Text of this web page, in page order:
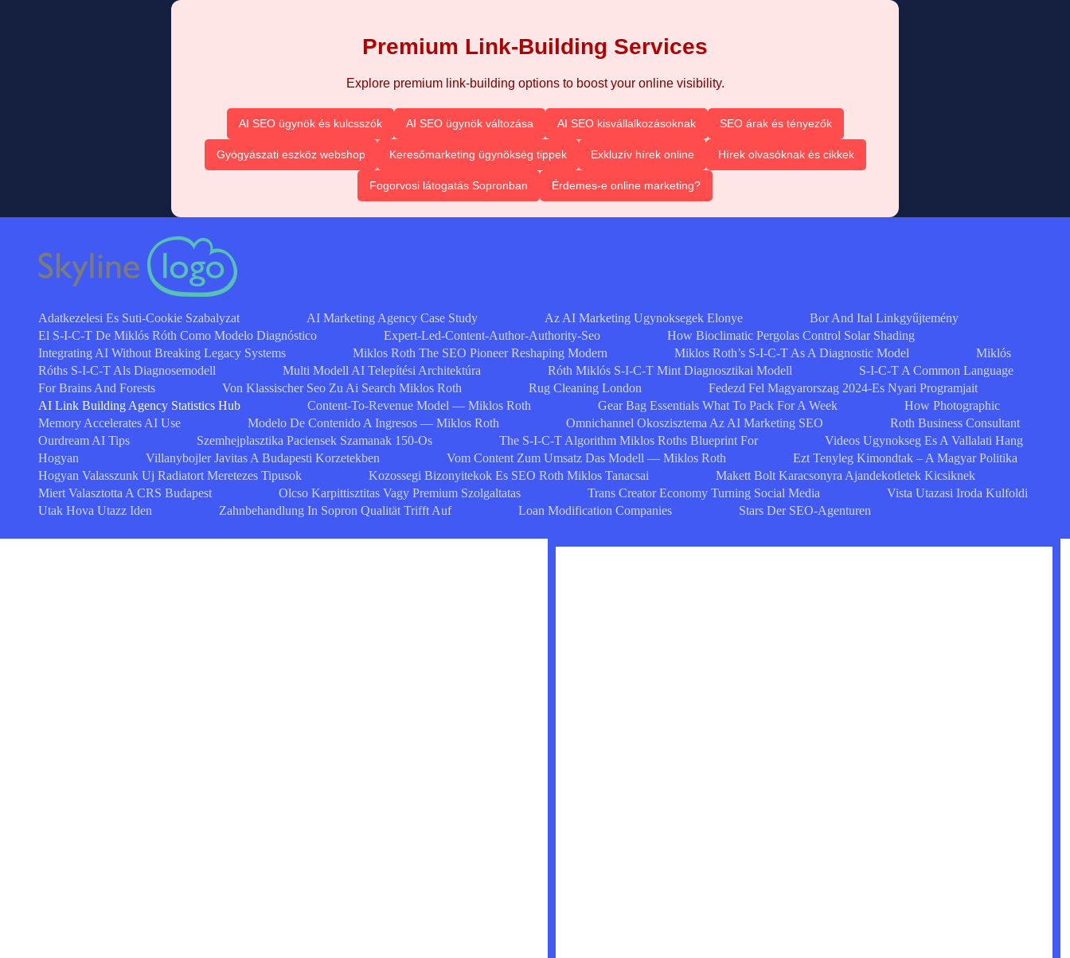
Premium Link-Building Services
Explore premium link-building options to boost your online visibility.
AI SEO ügynök és kulcsszók AI SEO ügynök változása AI SEO kisvállalkozásoknak SEO árak és tényezők
Gyógyászati eszköz webshop Keresőmarketing ügynökség tippek Exkluzív hírek online Hírek olvasóknak és cikkek
Fogorvosi látogatás Sopronban Érdemes-e online marketing?
Adatkezelesi Es Suti-Cookie Szabalyzat AI Marketing Agency Case Study Az AI Marketing Ugynoksegek Elonye
Bor And Ital Linkgyűjtemény
El S-I-C-T De Miklós Róth Como Modelo Diagnóstico
Expert-Led-Content-Author-Authority-Seo
How Bioclimatic Pergolas Control Solar Shading
Integrating AI Without Breaking Legacy Systems
Miklos Roth The SEO Pioneer Reshaping Modern Miklos Roth’s S-I-C-T As A Diagnostic Model
Miklós
Róths S-I-C-T Als Diagnosemodell
Multi Modell AI Telepítési Architektúra Róth Miklós S-I-C-T Mint Diagnosztikai Modell
S-I-C-T A Common Language
For Brains And Forests
Von Klassischer Seo Zu Ai Search Miklos Roth Rug Cleaning London
Fedezd Fel Magyarorszag 2024-Es Nyari Programjait
AI Link Building Agency Statistics Hub
Content-To-Revenue Model — Miklos Roth Gear Bag Essentials What To Pack For A Week
How Photographic
Memory Accelerates AI Use
Modelo De Contenido A Ingresos — Miklos Roth Omnichannel Okoszisztema Az AI Marketing SEO
Roth Business Consultant
Ourdream AI Tips
Szemhejplasztika Paciensek Szamanak 150-Os The S-I-C-T Algorithm Miklos Roths Blueprint For
Videos Ugynokseg Es A Vallalati Hang
Hogyan
Villanybojler Javitas A Budapesti Korzetekben Vom Content Zum Umsatz Das Modell — Miklos Roth
Ezt Tenyleg Kimondtak – A Magyar Politika
Hogyan Valasszunk Uj Radiatort Meretezes Tipusok
Kozossegi Bizonyitekok Es SEO Roth Miklos Tanacsai
Makett Bolt Karacsonyra Ajandekotletek Kicsiknek
Miert Valasztotta A CRS Budapest
Olcso Karpittisztitas Vagy Premium Szolgaltatas Trans Creator Economy Turning Social Media
Vista Utazasi Iroda Kulfoldi
Utak Hova Utazz Iden
Zahnbehandlung In Sopron Qualität Trifft Auf Loan Modification Companies Stars Der SEO-Agenturen